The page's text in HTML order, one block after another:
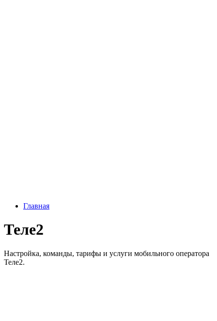
Главная
Теле2
Настройка, команды, тарифы и услуги мобильного оператора
Теле2.